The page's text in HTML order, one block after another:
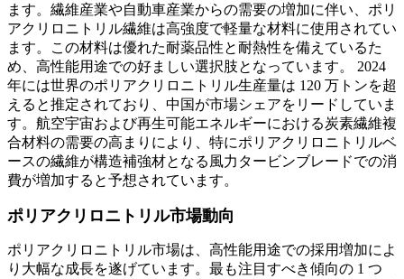
ます。繊維産業や自動車産業からの需要の増加に伴い、ポリ
アクリロニトリル繊維は高強度で軽量な材料に使用されてい
ます。この材料は優れた耐薬品性と耐熱性を備えているた
め、高性能用途での好ましい選択肢となっています。 2024
年には世界のポリアクリロニトリル生産量は 120 万トンを超
えると推定されており、中国が市場シェアをリードしていま
す。航空宇宙および再生可能エネルギーにおける炭素繊維複
合材料の需要の高まりにより、特にポリアクリロニトリルベ
ースの繊維が構造補強材となる風力タービンブレードでの消
費が増加すると予想されています。
ポリアクリロニトリル市場動向
ポリアクリロニトリル市場は、高性能用途での採用増加によ
り大幅な成長を遂げています。最も注目すべき傾向の 1 つ